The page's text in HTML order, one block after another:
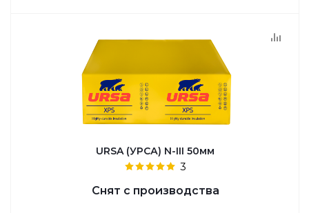
URSA (УРСА) N-III 50мм
3
Снят с производства